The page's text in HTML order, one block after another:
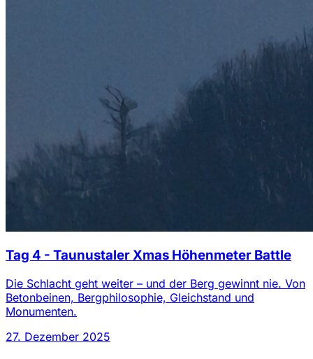
Tag 4 - Taunustaler Xmas Höhenmeter Battle
Die Schlacht geht weiter – und der Berg gewinnt nie. Von
Betonbeinen, Bergphilosophie, Gleichstand und
Monumenten.
27. Dezember 2025